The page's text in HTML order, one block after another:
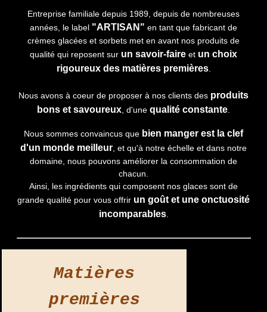
Entreprise familiale depuis 1989, depuis de nombreuses
années, le label "ARTISAN" en tant que fabricant de
crèmes glacées et sorbets met en avant nos produits de
qualité qui reposent sur un savoir-faire et un choix
rigoureux des matières premières.
Nous avons à coeur de proposer à nos clients des produits
bons et savoureux, d'une qualité constante.
Nous sommes convaincus que bien manger est la clef
d'un monde meilleur, et qu'à notre échelle et dans notre
domaine, nous pouvons améliorer la consommation de
chacun.
Ainsi, les ingrédients qui composent nos glaces sont de
grande qualité pour vous offrir un goût et une onctuosité
incomparables.
Matières
premières